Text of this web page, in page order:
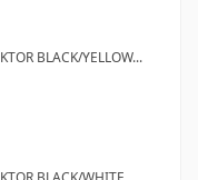
BLACK/YELLOW...